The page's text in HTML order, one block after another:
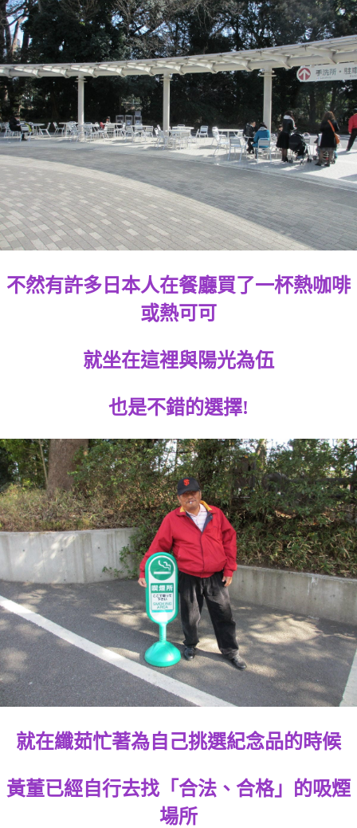
不然有許多日本人在餐廳買了一杯熱咖啡
或熱可可
就坐在這裡與陽光為伍
也是不錯的選擇!
就在纖茹忙著為自己挑選紀念品的時候
黃董已經自行去找「合法、合格」的吸煙
場所